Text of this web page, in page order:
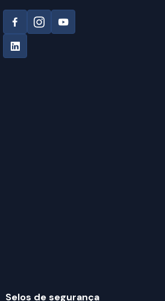
Selos de segurança